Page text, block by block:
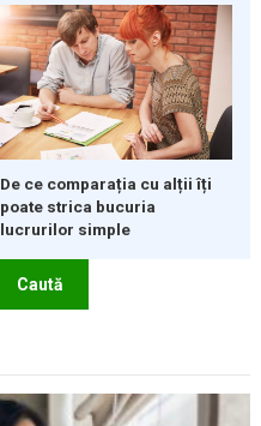
De ce comparația cu alții îți
poate strica bucuria
lucrurilor simple